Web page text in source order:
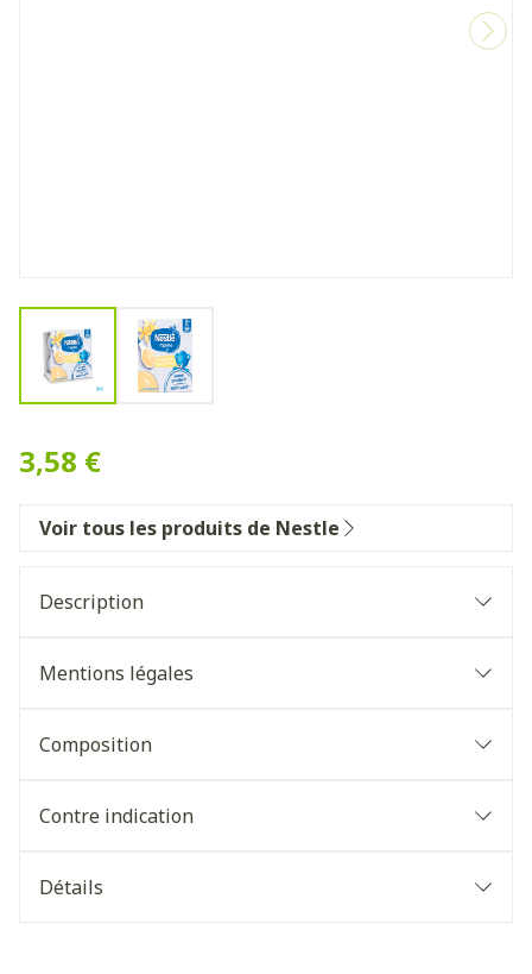
View larger imageView larger image
3,58 €
Voir tous les produits de Nestle
Description
Mentions légales
Composition
Contre indication
Détails